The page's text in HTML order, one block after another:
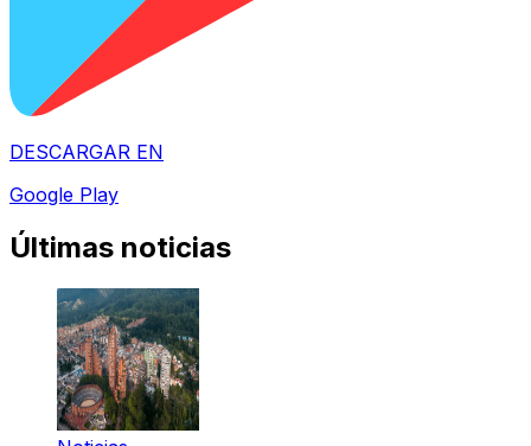
DESCARGAR EN
Google Play
Últimas noticias